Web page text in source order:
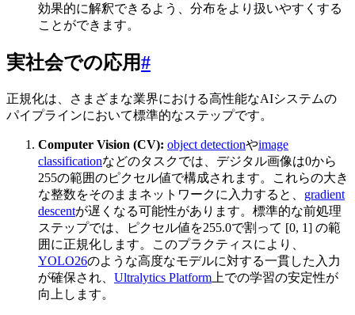
効果的に解釈できるよう、分布をより扱いやすくする
ことができます。
実社会での応用#
正規化は、さまざまな業界における高性能なAIシステムの
パイプラインにおいて標準的なステップです。
Computer Vision (CV): object detectionやimage
classificationなどのタスクでは、デジタル画像は0から
255の範囲のピクセル値で構成されます。これらの大き
な整数をそのままネットワークに入力すると、 gradient
descentが遅くなる可能性があります。標準的な前処理
ステップでは、ピクセル値を255.0で割って [0, 1] の範
囲に正規化します。このプラクティスにより、
YOLO26のような高度なモデルに対する一貫した入力
が確保され、 Ultralytics Platform 上での学習の安定性が
向上します。